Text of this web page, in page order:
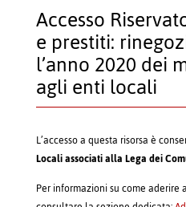
Accesso
e prestiti:
l’anno 2020 dei
agli enti locali
L’accesso a questa risorsa è
Locali associati alla Lega dei
Per informazioni su come aderire